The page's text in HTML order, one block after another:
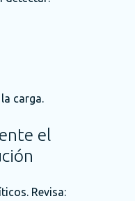
carga.
el
Revisa: